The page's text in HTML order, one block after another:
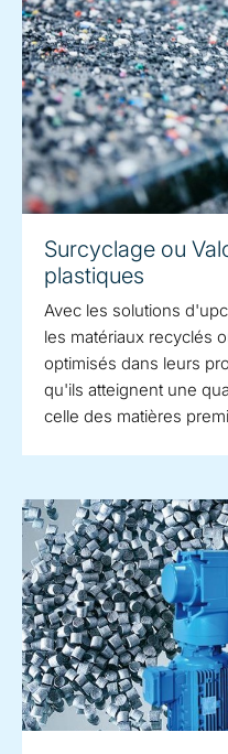
Surcyclage ou
plastiques
Avec les solutions
les matériaux recyclés
optimisés dans leurs
qu'ils atteignent une
celle des matières